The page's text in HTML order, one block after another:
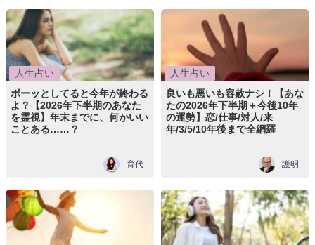
人生占い
ボーッとしてると今年が終わる
よ？【2026年下半期のあなた
を霊視】年末までに、何かいい
ことある……？
育代
人生占い
良いも悪いも容赦ナシ！【あな
たの2026年下半期＋今後10年
の運勢】恋/仕事/対人/来
年/3/5/10年後まで全網羅
護明